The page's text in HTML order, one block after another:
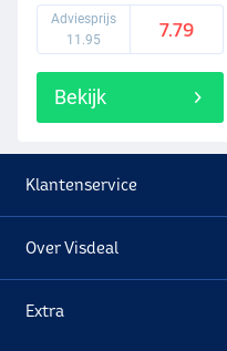
Adviesprijs
11.95
7.79
Bekijk
Klantenservice
Over Visdeal
Extra